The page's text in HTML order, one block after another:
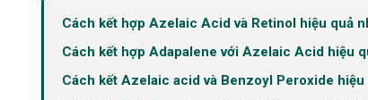
Cách kết hợp Azelaic Acid và Retinol hiệu quả
Cách kết hợp Adapalene với Azelaic Acid hiệu
Cách kết Azelaic acid và Benzoyl Peroxide hiệu